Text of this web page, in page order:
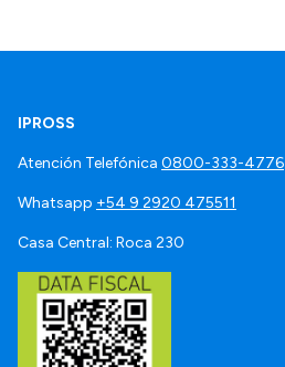
IPROSS
Atención Telefónica 0800-333-4776
Whatsapp +54 9 2920 475511
Casa Central: Roca 230